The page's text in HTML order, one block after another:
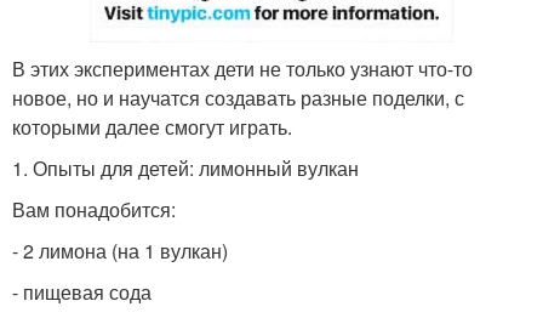
В этих экспериментах дети не только узнают что-то
новое, но и научатся создавать разные поделки, с
которыми далее смогут играть.
1. Опыты для детей: лимонный вулкан
Вам понадобится:
- 2 лимона (на 1 вулкан)
- пищевая сода